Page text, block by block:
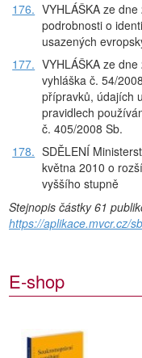
176. VYHLÁŠKA ze
podrobnosti o
usazených
177. VYHLÁŠKA ze
vyhláška č. 54/
přípravků, údajích
pravidlech
č. 405/2008 Sb.
178. SDĚLENÍ
května 2010 o
vyššího stupně
Stejnopis částky 61
https://aplikace.mvcr.cz/
E-shop